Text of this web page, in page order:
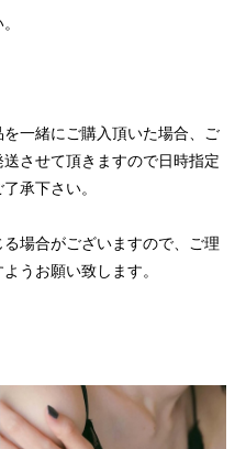
一緒にご購入頂いた場合、ご
させて頂きますので日時指定
承下さい。
場合がございますので、ご理
うお願い致します。